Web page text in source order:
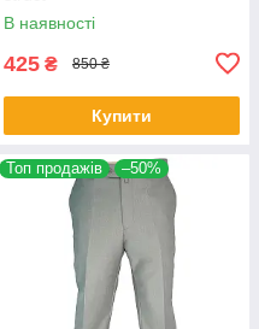
В наявності
425 ₴ 850 ₴
Купити
Топ продажів –50%